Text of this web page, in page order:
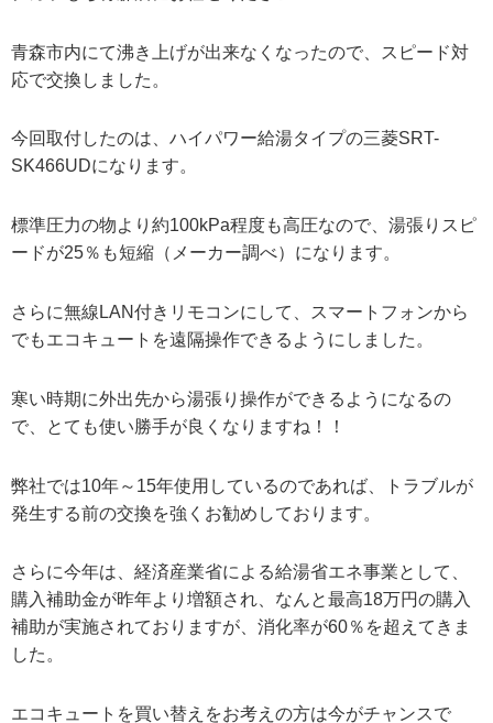
青森市内にて沸き上げが出来なくなったので、スピード対
応で交換しました。
今回取付したのは、ハイパワー給湯タイプの三菱SRT-
SK466UDになります。
標準圧力の物より約100kPa程度も高圧なので、湯張りスピ
ードが25％も短縮（メーカー調べ）になります。
さらに無線LAN付きリモコンにして、スマートフォンから
でもエコキュートを遠隔操作できるようにしました。
寒い時期に外出先から湯張り操作ができるようになるの
で、とても使い勝手が良くなりますね！！
弊社では10年～15年使用しているのであれば、トラブルが
発生する前の交換を強くお勧めしております。
さらに今年は、経済産業省による給湯省エネ事業として、
購入補助金が昨年より増額され、なんと最高18万円の購入
補助が実施されておりますが、消化率が60％を超えてきま
した。
エコキュートを買い替えをお考えの方は今がチャンスで